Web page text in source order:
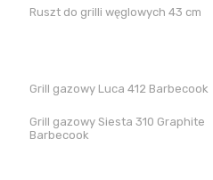
Ruszt do grilli węglowych 43 cm
Grill gazowy Luca 412 Barbecook
Grill gazowy Siesta 310 Graphite
Barbecook